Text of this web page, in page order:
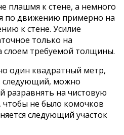
плашмя к стене, а немного
по движению примерно на
к стене. Усилие
только на
слоем требуемой толщины.
один квадратный метр,
следующий, можно
разравнять на чистовую
чтобы не было комочков
следующий участок